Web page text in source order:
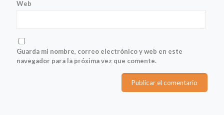
Web
Guarda mi nombre, correo electrónico y web en este
navegador para la próxima vez que comente.